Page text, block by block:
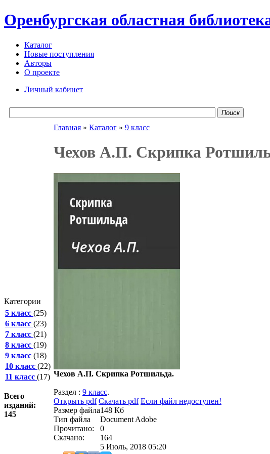
Оренбургская областная
Каталог
Новые поступления
Авторы
О проекте
Личный кабинет
Поиск
Категории
5 класс (25)
6 класс (23)
7 класс (21)
8 класс (19)
9 класс (18)
10 класс (22)
11 класс (17)
Всего
изданий:
145
Главная » Каталог » 9 класс
Чехов А.П. Скрипка
Чехов А.П. Скрипка Ротшильда.
Раздел : 9 класс.
Открыть pdf Скачать pdf Если файл недоступен!
Размер файла148 Кб
Тип файла
Document Adobe
Прочитано:
0
Скачано:
164
5 Июль, 2018 05:20